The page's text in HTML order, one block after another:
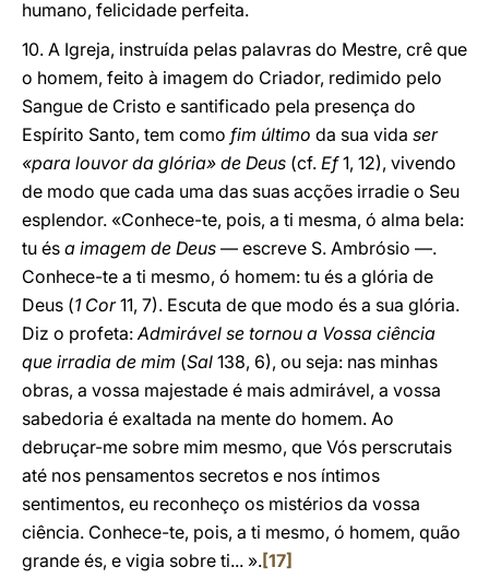
humano, felicidade perfeita.
10. A Igreja, instruída pelas palavras do Mestre, crê que
o homem, feito à imagem do Criador, redimido pelo
Sangue de Cristo e santificado pela presença do
Espírito Santo, tem como fim último da sua vida ser
«para louvor da glória» de Deus (cf. Ef1, 12), vivendo
de modo que cada uma das suas acções irradie o Seu
esplendor. «Conhece-te, pois, a ti mesma, ó alma bela:
tu és a imagem de Deus — escreve S. Ambrósio —.
Conhece-te a ti mesmo, ó homem: tu és a glória de
Deus (1 Cor11, 7). Escuta de que modo és a sua glória.
Diz o profeta:Admirável se tornou a Vossa ciência
que irradia de mim (Sal 138, 6), ou seja: nas minhas
obras, a vossa majestade é mais admirável, a vossa
sabedoria é exaltada na mente do homem. Ao
debruçar-me sobre mim mesmo, que Vós perscrutais
até nos pensamentos secretos e nos íntimos
sentimentos, eu reconheço os mistérios da vossa
ciência. Conhece-te, pois, a ti mesmo, ó homem, quão
grande és, e vigia sobre ti... ».[17]